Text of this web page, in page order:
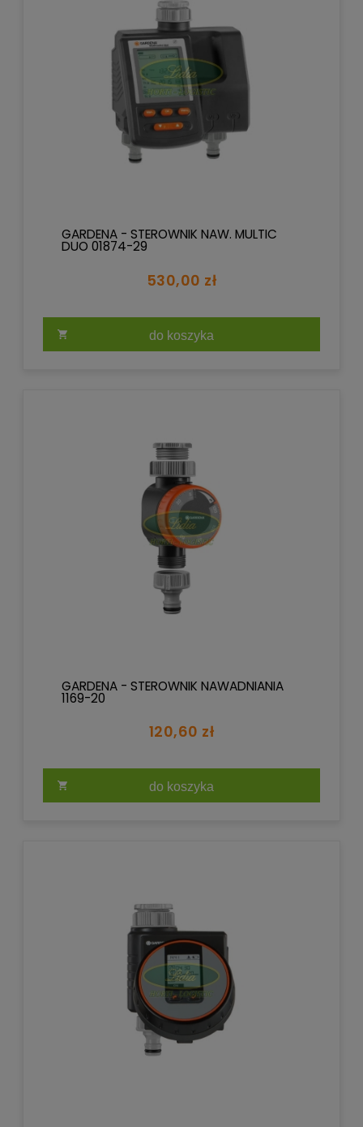
GARDENA - STEROWNIK NAW. MULTIC
DUO 01874-29
530,00 zł
do koszyka
GARDENA - STEROWNIK NAWADNIANIA
1169-20
120,60 zł
do koszyka